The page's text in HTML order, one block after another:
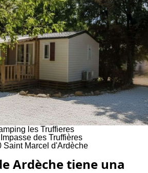
les Truffieres
des Truffières
Saint Marcel d'Ardèche
Ardèche tiene una